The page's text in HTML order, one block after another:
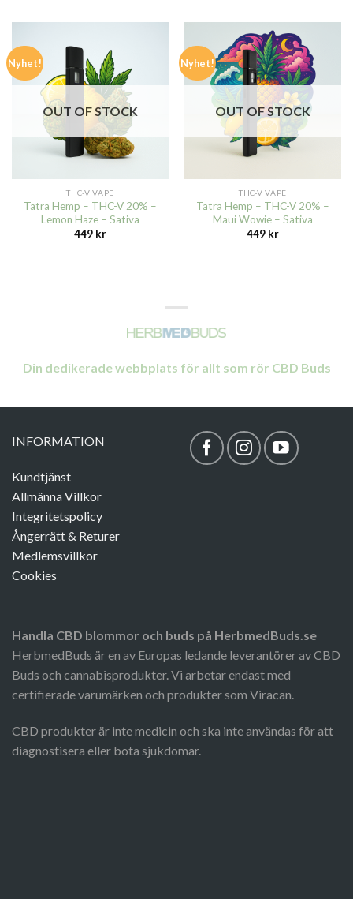
Nyhet!
OUT OF STOCK
THC-V VAPE
Tatra Hemp – THC-V 20% –
Lemon Haze – Sativa
449 kr
Nyhet!
OUT OF STOCK
THC-V VAPE
Tatra Hemp – THC-V 20% –
Maui Wowie – Sativa
449 kr
Din dedikerade webbplats för allt som rör CBD Buds
INFORMATION
Kundtjänst
Allmänna Villkor
Integritetspolicy
Ångerrätt & Returer
Medlemsvillkor
Cookies
Handla CBD blommor och buds på HerbmedBuds.se
HerbmedBuds är en av Europas ledande leverantörer av CBD
Buds och cannabisprodukter. Vi arbetar endast med
certifierade varumärken och produkter som Viracan.
CBD produkter är inte medicin och ska inte användas för att
diagnostisera eller bota sjukdomar.